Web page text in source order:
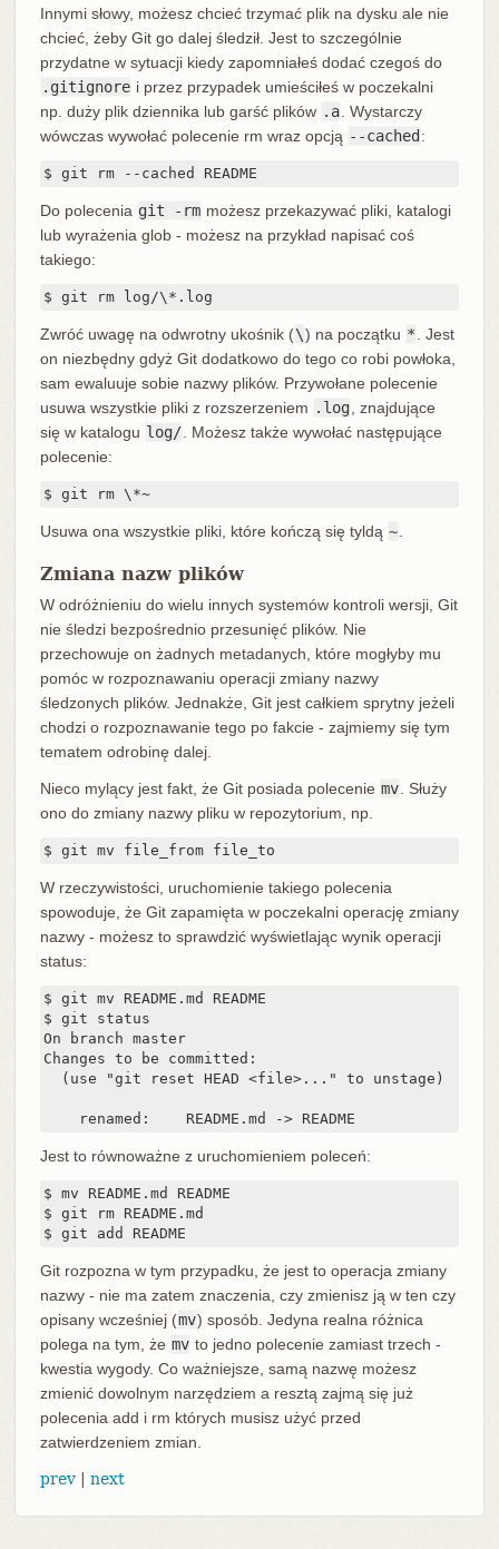
Innymi słowy, możesz chcieć trzymać plik na dysku ale nie
chcieć, żeby Git go dalej śledził. Jest to szczególnie
przydatne w sytuacji kiedy zapomniałeś dodać czegoś do
.gitignore i przez przypadek umieściłeś w poczekalni
np. duży plik dziennika lub garść plików .a . Wystarczy
wówczas wywołać polecenie rm wraz opcją --cached :
$ git rm --cached README
Do polecenia git -rm możesz przekazywać pliki, katalogi
lub wyrażenia glob - możesz na przykład napisać coś
takiego:
$ git rm log/\*.log
Zwróć uwagę na odwrotny ukośnik (\) na początku *
. Jest
on niezbędny gdyż Git dodatkowo do tego co robi powłoka,
sam ewaluuje sobie nazwy plików. Przywołane polecenie
usuwa wszystkie pliki z rozszerzeniem .log , znajdujące
się w katalogu log/ . Możesz także wywołać następujące
polecenie:
$ git rm \*~
Usuwa ona wszystkie pliki, które kończą się tyldą ~
Zmiana nazw plików
W odróżnieniu do wielu innych systemów kontroli wersji, Git
nie śledzi bezpośrednio przesunięć plików. Nie
przechowuje on żadnych metadanych, które mogłyby mu
pomóc w rozpoznawaniu operacji zmiany nazwy
śledzonych plików. Jednakże, Git jest całkiem sprytny jeżeli
chodzi o rozpoznawanie tego po fakcie - zajmiemy się tym
tematem odrobinę dalej.
Nieco mylący jest fakt, że Git posiada polecenie mv . Służy
ono do zmiany nazwy pliku w repozytorium, np.
$ git mv file_from file_to
W rzeczywistości, uruchomienie takiego polecenia
spowoduje, że Git zapamięta w poczekalni operację zmiany
nazwy - możesz to sprawdzić wyświetlając wynik operacji
status:
$ git mv README.md README
$ git status
On branch master
Changes to be committed:
  (use "git reset HEAD <file>..." to unstage)
    renamed:    README.md -> README
Jest to równoważne z uruchomieniem poleceń:
$ mv README.md README
$ git rm README.md
$ git add README
Git rozpozna w tym przypadku, że jest to operacja zmiany
nazwy - nie ma zatem znaczenia, czy zmienisz ją w ten czy
opisany wcześniej (mv) sposób. Jedyna realna różnica
polega na tym, że mv to jedno polecenie zamiast trzech -
kwestia wygody. Co ważniejsze, samą nazwę możesz
zmienić dowolnym narzędziem a resztą zajmą się już
polecenia add i rm których musisz użyć przed
zatwierdzeniem zmian.
prev| next